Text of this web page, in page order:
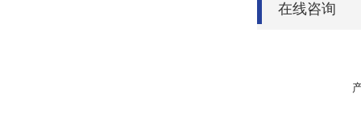
在线咨询